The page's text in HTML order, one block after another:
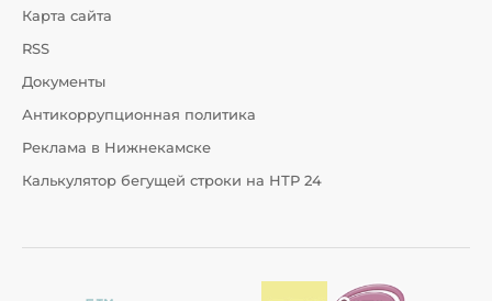
Карта сайта
RSS
Документы
Антикоррупционная политика
Реклама в Нижнекамске
Калькулятор бегущей строки на НТР 24